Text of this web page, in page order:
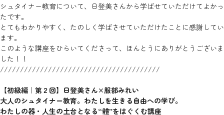
シュタイナー教育について、日登美さんから学ばせていただけてよかっ
たです。
とてもわかりやすく、たのしく学ばさせていただけたことに感謝してい
ます。
このような講座をひらいてくださって、ほんとうにありがとうございま
した！！
////////////////////////////////////////
【初級編｜第２回】日登美さん×服部みれい
大人のシュタイナー教育。わたしを生きる自由への学び。
わたしの器・人生の土台となる“體”をはぐくむ講座